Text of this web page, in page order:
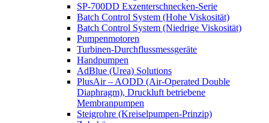
SP-700DD Exzenterschnecken-Serie
Batch Control System (Hohe Viskosität)
Batch Control System (Niedrige Viskosität)
Pumpenmotoren
Turbinen-Durchflussmessgeräte
Handpumpen
AdBlue (Urea) Solutions
PlusAir – AODD (Air-Operated Double
Diaphragm), Druckluft betriebene
Membranpumpen
Steigrohre (Kreiselpumpen-Prinzip)